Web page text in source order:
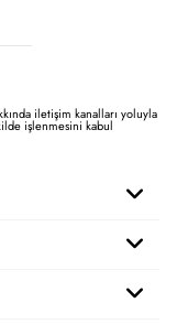
iletişim kanalları yoluyla
işlenmesini kabul